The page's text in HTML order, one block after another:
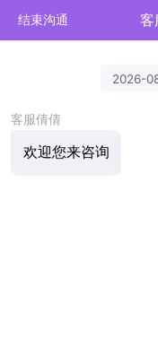
结束沟通 客
2026-
客服倩倩
欢迎您来咨询